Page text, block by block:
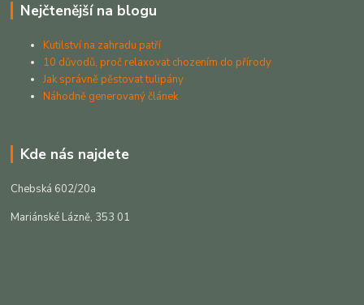
Nejčtenější na blogu
Kutilství na zahradu patří
10 důvodů, proč relaxovat chozením do přírody
Jak správně pěstovat tulipány
Náhodně generovaný článek
Kde nás najdete
Chebská 602/20a
Mariánské Lázně, 353 01